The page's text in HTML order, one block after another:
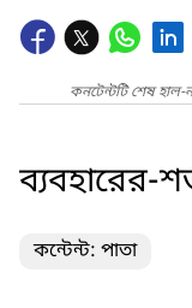
কনটেন্টটি শেষ
ব্যবহারের-
কন্টেন্ট: পাতা